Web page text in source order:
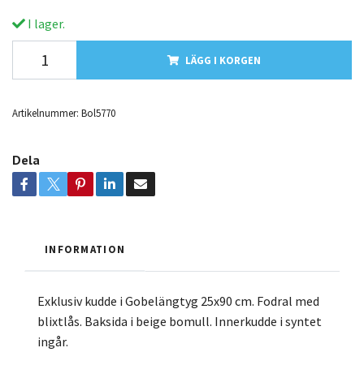
I lager.
LÄGG I KORGEN
Artikelnummer: Bol5770
Dela
INFORMATION
Exklusiv kudde i Gobelängtyg 25x90 cm. Fodral med
blixtlås. Baksida i beige bomull. Innerkudde i syntet
ingår.